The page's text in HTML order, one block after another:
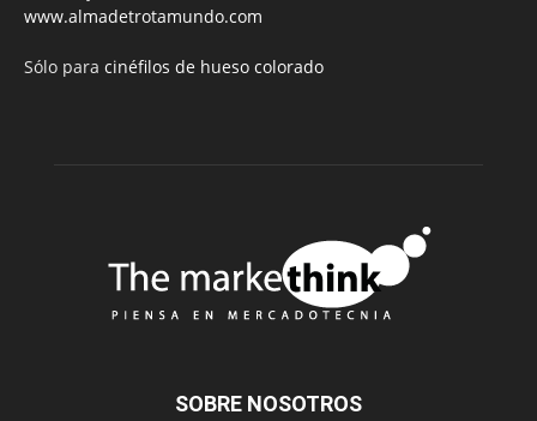
www.almadetrotamundo.com
Sólo para cinéfilos de hueso colorado
SOBRE NOSOTROS